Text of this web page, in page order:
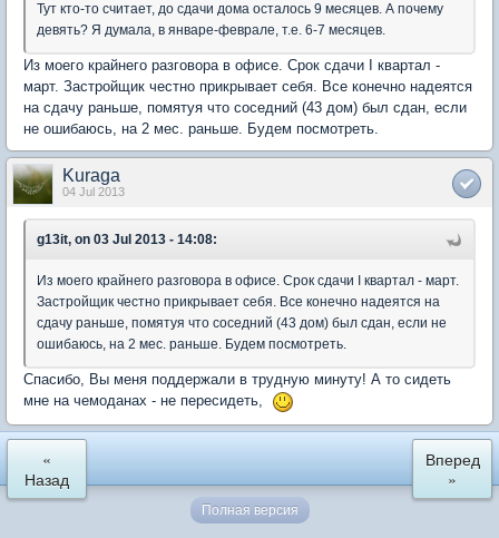
Тут кто-то считает, до сдачи дома осталось 9 месяцев. А почему
девять? Я думала, в январе-феврале, т.е. 6-7 месяцев.
Из моего крайнего разговора в офисе. Срок сдачи I квартал -
март. Застройщик честно прикрывает себя. Все конечно надеятся
на сдачу раньше, помятуя что соседний (43 дом) был сдан, если
не ошибаюсь, на 2 мес. раньше. Будем посмотреть.
Kuraga
04 Jul 2013
g13it, on 03 Jul 2013 - 14:08:
Из моего крайнего разговора в офисе. Срок сдачи I квартал - март.
Застройщик честно прикрывает себя. Все конечно надеятся на
сдачу раньше, помятуя что соседний (43 дом) был сдан, если не
ошибаюсь, на 2 мес. раньше. Будем посмотреть.
Спасибо, Вы меня поддержали в трудную минуту! А то сидеть
мне на чемоданах - не пересидеть,
«
Назад
Вперед
»
Полная версия